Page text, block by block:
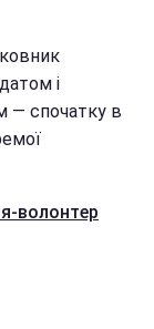
і
— спочатку в
волонтер